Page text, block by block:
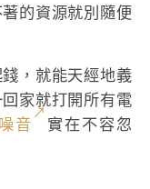
的資源就別隨便
，就能天經地義
家就打開所有電
噪音
實在不容忽